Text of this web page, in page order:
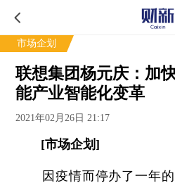
市场企划
联想集团杨元庆：加
能产业智能化变革
2021年02月26日 21:17
[市场企划]
因疫情而停办了一年的